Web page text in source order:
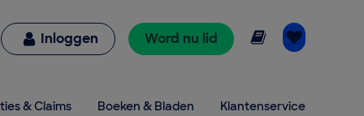
Inloggen Word nu lid Online lezen
& Claims Boeken & Bladen Klantenservice